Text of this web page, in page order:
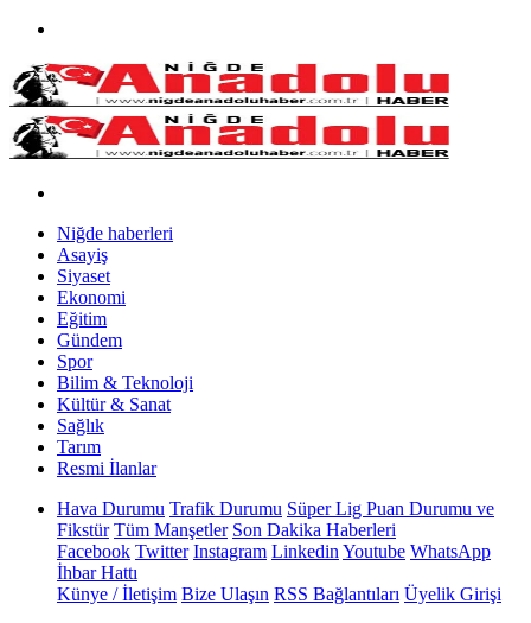
Niğde haberleri
Asayiş
Siyaset
Ekonomi
Eğitim
Gündem
Spor
Bilim & Teknoloji
Kültür & Sanat
Sağlık
Tarım
Resmi İlanlar
Hava Durumu Trafik Durumu Süper Lig Puan Durumu ve
Fikstür Tüm Manşetler Son Dakika Haberleri
Facebook Twitter Instagram Linkedin Youtube WhatsApp
İhbar Hattı
Künye / İletişim Bize Ulaşın RSS Bağlantıları Üyelik Girişi